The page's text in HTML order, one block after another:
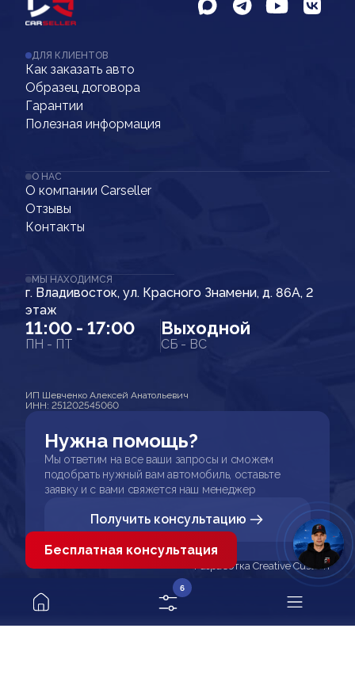
ДЛЯ КЛИЕНТОВ
Как заказать авто
Образец договора
Гарантии
Полезная информация
О НАС
О компании Carseller
Отзывы
Контакты
МЫ НАХОДИМСЯ
г. Владивосток, ул. Красного Знамени, д. 86А, 2
этаж
11:00 - 17:00
ПН - ПТ
Выходной
СБ - ВС
ИП Шевченко Алексей Анатольевич
ИНН: 251202545060
Нужна помощь?
Мы ответим на все ваши запросы и сможем
подобрать нужный вам автомобиль, оставьте
заявку и с вами свяжется наш менеджер
Получить консультацию
Разработка Creative Custom
6
Бесплатная консультация